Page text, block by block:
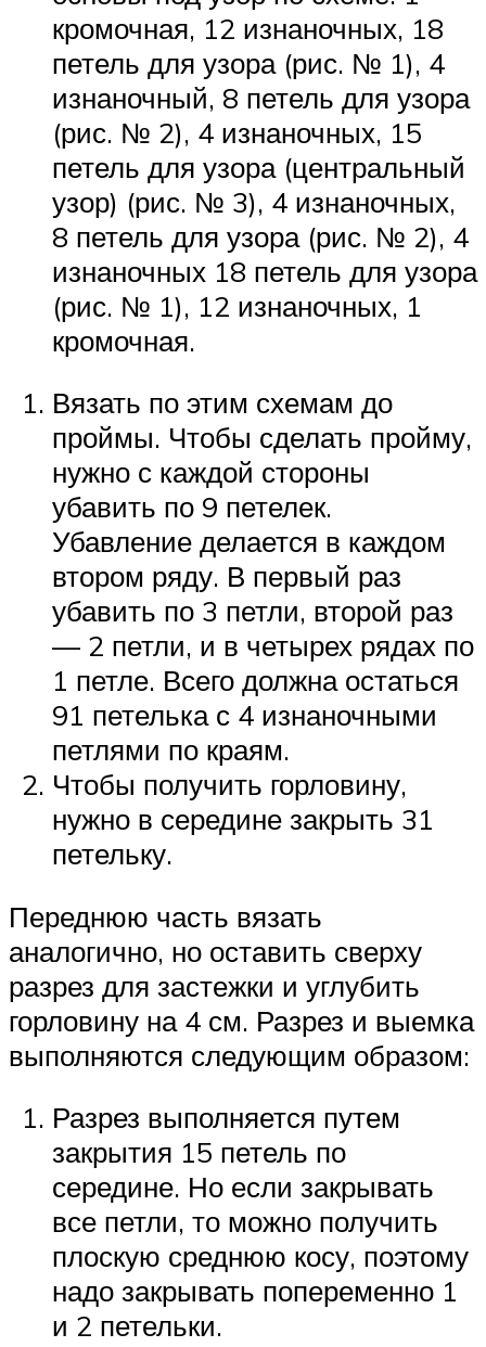
кромочная, 12 изнаночных, 18
петель для узора (рис. № 1), 4
изнаночный, 8 петель для узора
(рис. № 2), 4 изнаночных, 15
петель для узора (центральный
узор) (рис. № 3), 4 изнаночных,
8 петель для узора (рис. № 2), 4
изнаночных 18 петель для узора
(рис. № 1), 12 изнаночных, 1
кромочная.
Вязать по этим схемам до
проймы. Чтобы сделать пройму,
нужно с каждой стороны
убавить по 9 петелек.
Убавление делается в каждом
втором ряду. В первый раз
убавить по 3 петли, второй раз
— 2 петли, и в четырех рядах по
1 петле. Всего должна остаться
91 петелька с 4 изнаночными
петлями по краям.
Чтобы получить горловину,
нужно в середине закрыть 31
петельку.
Переднюю часть вязать
аналогично, но оставить сверху
разрез для застежки и углубить
горловину на 4 см. Разрез и выемка
выполняются следующим образом:
Разрез выполняется путем
закрытия 15 петель по
середине. Но если закрывать
все петли, то можно получить
плоскую среднюю косу, поэтому
надо закрывать попеременно 1
и 2 петельки.